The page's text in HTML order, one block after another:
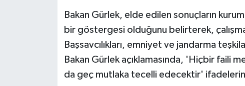
Bakan Gürlek, elde edilen sonuçların
bir göstergesi olduğunu belirterek,
Başsavcılıkları, emniyet ve jandarma
Bakan Gürlek açıklamasında, 'Hiçbir faili
da geç mutlaka tecelli edecektir'